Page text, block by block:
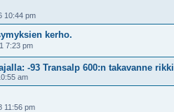
10:44 pm
kerho.
7:23 pm
-93 Transalp 600:n takavanne rikki
am
11:56 pm